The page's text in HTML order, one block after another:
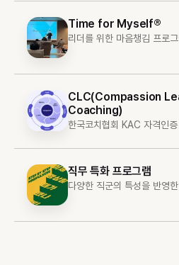
Time for Myself®
리더를 위한 마음챙김 프로
CLC(Compassion
Coaching)
한국코치협회 KAC 자격인
직무 특화 프로그램
다양한 직군의 특성을 반영